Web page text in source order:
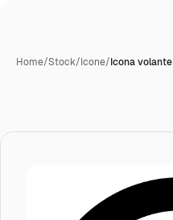
Home/Stock/Icone/Icona volante